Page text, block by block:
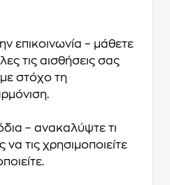
επικοινωνία – μάθετε
τις αισθήσεις σας
με στόχο τη
– ανακαλύψτε τι
να τις χρησιμοποιείτε